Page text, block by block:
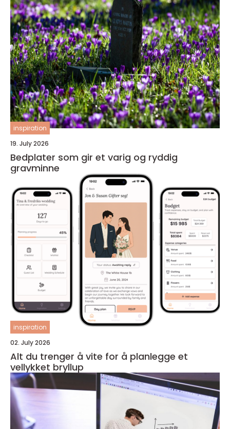
inspiration
19. July 2026
Bedplater som gir et varig og ryddig
gravminne
inspiration
02. July 2026
Alt du trenger å vite for å planlegge et
vellykket bryllup